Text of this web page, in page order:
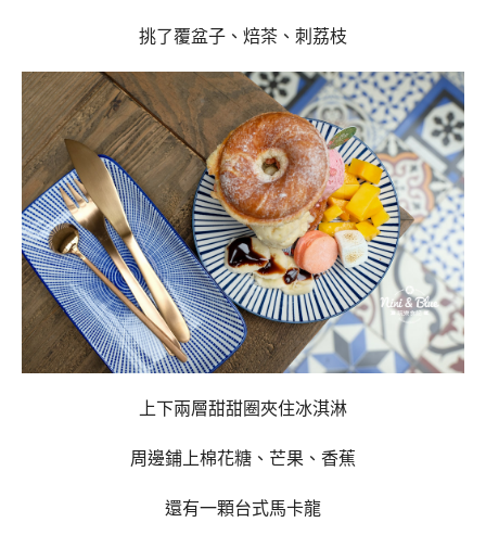
挑了覆盆子、焙茶、刺荔枝
上下兩層甜甜圈夾住冰淇淋
周邊鋪上棉花糖、芒果、香蕉
還有一顆台式馬卡龍